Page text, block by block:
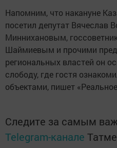
Напомним, что накануне
посетил депутат Вячеслав
Миннихановым,
Шаймиевым и прочими
региональных властей он
слободу, где гостя
объектами, пишет
Следите за самым
Telegram-канале